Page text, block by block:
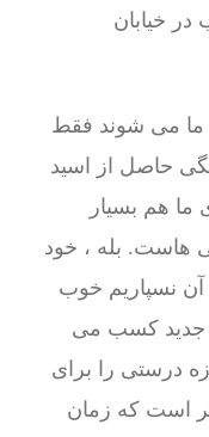
خیابان
ما می شوند فقط
حاصل از اسید
ما هم بسیار
هاست. بله ، خود
نسپاریم خوب
جدید کسب می
درستی را برای
است که زمان